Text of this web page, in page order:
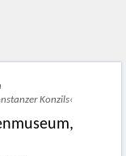
Konzils‹